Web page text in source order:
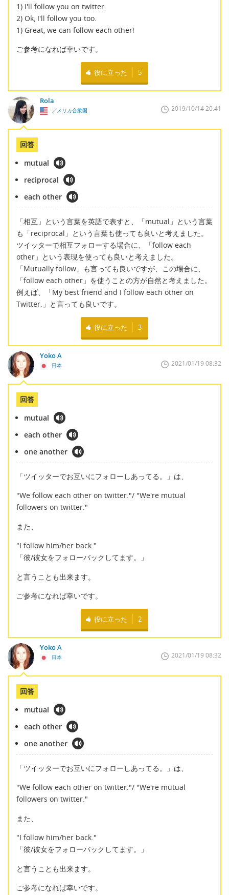
1) I'll follow you on twitter.
2) Ok, I'll follow you too.
1) Great, we can follow each other!
ご参考になれば幸いです。
役に立った 5
Rola
アメリカ合衆国 2019/10/14 20:41
回答
mutual
reciprocal
each other
「相互」という言葉を英語で表すと、「mutual」という言葉
も「reciprocal」という言葉も使っても良いと考えました。
ツイッターで相互フォローする場合に、「follow each
other」という表現を使っても良いと考えました。
「Mutually follow」も言っても良いですが、この場合に、
「follow each other」を使うことの方が自然と考えました。
例えば、「My best friend and I follow each other on
Twitter.」と言っても良いです。
役に立った 3
Yoko A
日本 2021/01/19 08:32
回答
mutual
each other
one another
「ツイッターでお互いにフォローしあってる。」は、
"We follow each other on twitter."/ "We're mutual
followers on twitter."
また、
"I follow him/her back."
「彼/彼女をフォローバックしてます。」
と言うことも出来ます。
ご参考になれば幸いです。
役に立った 2
Yoko A
日本 2021/01/19 08:32
回答
mutual
each other
one another
「ツイッターでお互いにフォローしあってる。」は、
"We follow each other on twitter."/ "We're mutual
followers on twitter."
また、
"I follow him/her back."
「彼/彼女をフォローバックしてます。」
と言うことも出来ます。
ご参考になれば幸いです。